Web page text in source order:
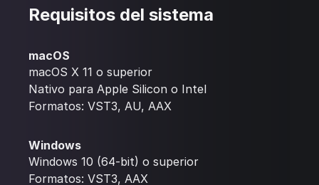
Requisitos del sistema
macOS
macOS X 11 o superior
Nativo para Apple Silicon o Intel
Formatos: VST3, AU, AAX
Windows
Windows 10 (64-bit) o superior
Formatos: VST3, AAX